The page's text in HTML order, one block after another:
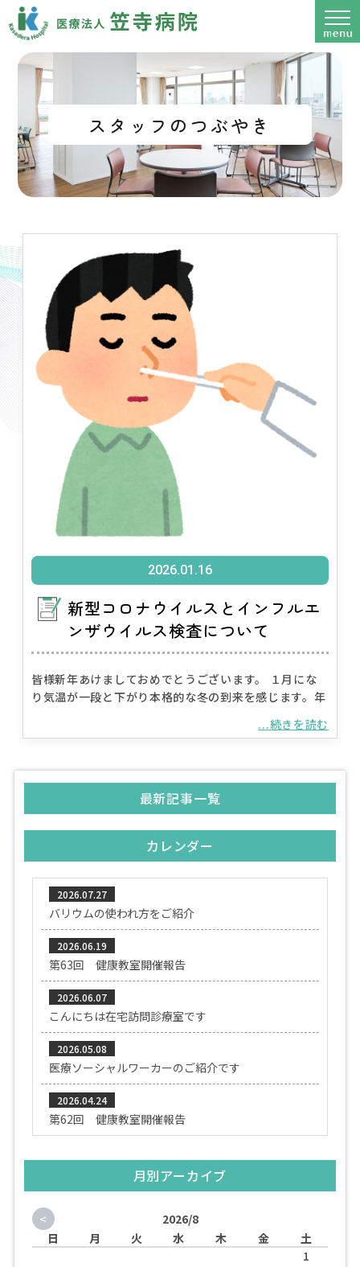
スタッフのつぶやき
2026.01.16
新型コロナウイルスとインフルエ
ンザウイルス検査について
皆様新年あけましておめでとうございます。 １月にな
り気温が一段と下がり本格的な冬の到来を感じます。年
...続きを読む
最新記事一覧
カレンダー
2026.07.27
バリウムの使われ方をご紹介
2026.06.19
第63回 健康教室開催報告
2026.06.07
こんにちは在宅訪問診療室です
2026.05.08
医療ソーシャルワーカーのご紹介です
2026.04.24
第62回 健康教室開催報告
月別アーカイブ
<
2026/8
日
月 火 水 木 金
土
1